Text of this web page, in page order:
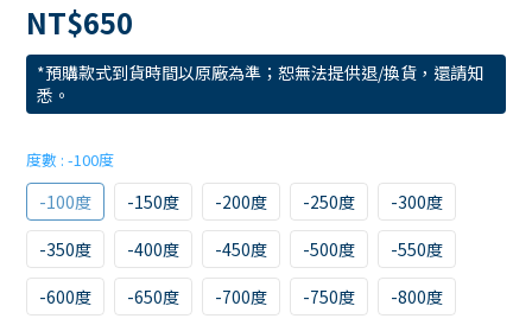
NT$650
*預購款式到貨時間以原廠為準；恕無法提供退/換貨，還請知
悉。
度數 : -100度
-100度 -150度 -200度 -250度
-300度
-350度
-400度 -450度 -500度
-550度
-600度
-650度 -700度 -750度 -800度